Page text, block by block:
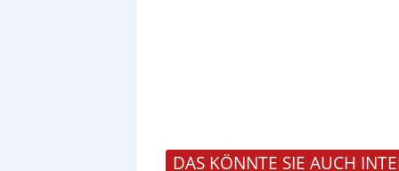
DAS KÖNNTE SIE AUCH